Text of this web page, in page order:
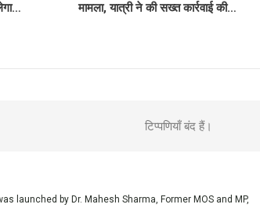
मामला, यात्री ने की सख्त कार्रवाई की…
टिप्पणियाँ बंद हैं।
launched by Dr. Mahesh Sharma, Former MOS and MP,